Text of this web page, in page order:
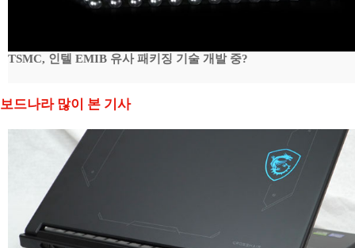
TSMC, 인텔 EMIB 유사 패키징 기술 개발 중?
보드나라 많이 본 기사